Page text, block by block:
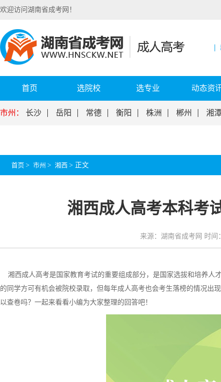
欢迎访问湖南省成考网！
首页 选院校 选专业 动态资
市州： 长沙 岳阳 常德 衡阳 株洲 郴州 湘
首页 > 市州 > 湘西 > 正文
湘西成人高考本科考
来源：湖南省成考网 时间
湘西成人高考是国家教育考试的重要组成部分，是国家选拔和培养人
的同学方可有机会被院校录取，但每年成人高考也会考生落榜的情况出
以查卷吗？一起来看看小编为大家整理的回答吧！